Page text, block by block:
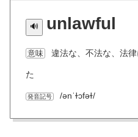
unlawful
意味 違法な、不法な、法
た
発音記号 /ənˈɫɔfəɫ/